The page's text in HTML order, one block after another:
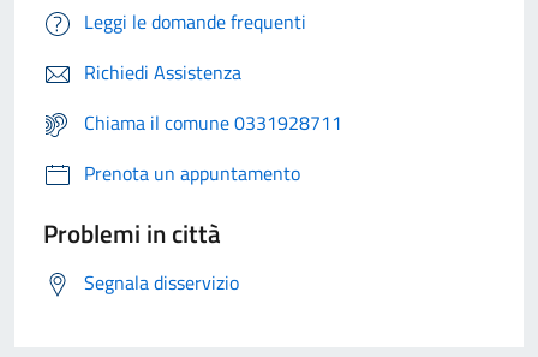
Leggi le domande frequenti
Richiedi Assistenza
Chiama il comune 0331928711
Prenota un appuntamento
Problemi in città
Segnala disservizio